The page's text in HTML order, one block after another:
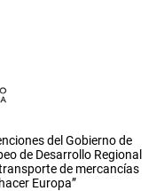
del Gobierno de
de Desarrollo Regional
de mercancías
Europa”